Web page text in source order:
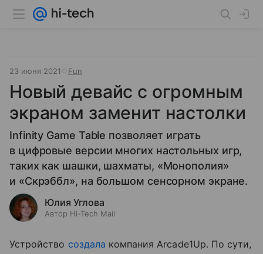
23 июня 2021 Fun
Новый девайс с огромным
экраном заменит настолки
Infinity Game Table позволяет играть
в цифровые версии многих настольных игр,
таких как шашки, шахматы, «Монополия»
и «Скрэббл», на большом сенсорном экране.
Юлия Углова
Автор Hi-Tech Mail
Устройство создала компания Arcade1Up. По сути,